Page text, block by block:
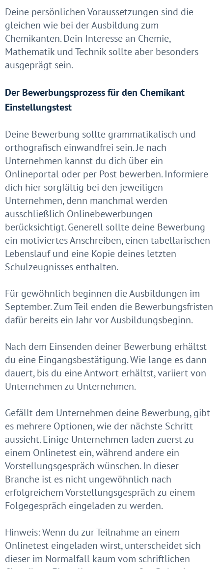
Deine persönlichen Voraussetzungen sind die
gleichen wie bei der Ausbildung zum
Chemikanten. Dein Interesse an Chemie,
Mathematik und Technik sollte aber besonders
ausgeprägt sein.
Der Bewerbungsprozess für den Chemikant
Einstellungstest
Deine Bewerbung sollte grammatikalisch und
orthografisch einwandfrei sein. Je nach
Unternehmen kannst du dich über ein
Onlineportal oder per Post bewerben. Informiere
dich hier sorgfältig bei den jeweiligen
Unternehmen, denn manchmal werden
ausschließlich Onlinebewerbungen
berücksichtigt. Generell sollte deine Bewerbung
ein motiviertes Anschreiben, einen tabellarischen
Lebenslauf und eine Kopie deines letzten
Schulzeugnisses enthalten.
Für gewöhnlich beginnen die Ausbildungen im
September. Zum Teil enden die Bewerbungsfristen
dafür bereits ein Jahr vor Ausbildungsbeginn.
Nach dem Einsenden deiner Bewerbung erhältst
du eine Eingangsbestätigung. Wie lange es dann
dauert, bis du eine Antwort erhältst, variiert von
Unternehmen zu Unternehmen.
Gefällt dem Unternehmen deine Bewerbung, gibt
es mehrere Optionen, wie der nächste Schritt
aussieht. Einige Unternehmen laden zuerst zu
einem Onlinetest ein, während andere ein
Vorstellungsgespräch wünschen. In dieser
Branche ist es nicht ungewöhnlich nach
erfolgreichem Vorstellungsgespräch zu einem
Folgegespräch eingeladen zu werden.
Hinweis: Wenn du zur Teilnahme an einem
Onlinetest eingeladen wirst, unterscheidet sich
dieser im Normalfall kaum vom schriftlichen